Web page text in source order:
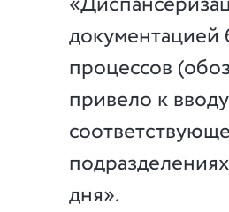
документацией
процессов
привело к
дня».